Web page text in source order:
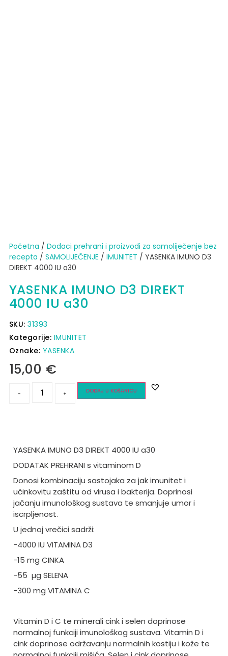
Početna / Dodaci prehrani i proizvodi za samoliječenje bez
recepta / SAMOLIJEČENJE / IMUNITET / YASENKA IMUNO D3
DIREKT 4000 IU a30
YASENKA IMUNO D3 DIREKT
4000 IU a30
SKU:31393
Kategorije: IMUNITET
Oznake: YASENKA
15,00 €
- + DODAJ U KOŠARICU
YASENKA IMUNO D3 DIREKT 4000 IU a30
DODATAK PREHRANI s vitaminom D
Donosi kombinaciju sastojaka za jak imunitet i
učinkovitu zaštitu od virusa i bakterija. Doprinosi
jačanju imunološkog sustava te smanjuje umor i
iscrpljenost.
U jednoj vrečici sadrži:
-4000 IU VITAMINA D3
-15 mg CINKA
-55 µg SELENA
-300 mg VITAMINA C
Vitamin D i C te minerali cink i selen doprinose
normalnoj funkciji imunološkog sustava. Vitamin D i
cink doprinose održavanju normalnih kostiju i kože te